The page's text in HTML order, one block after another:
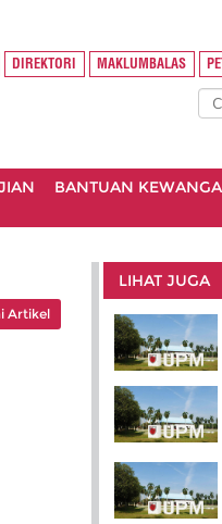
DIREKTORI MAKLUMBALAS
BANTUAN
Artikel
LIHAT JUGA